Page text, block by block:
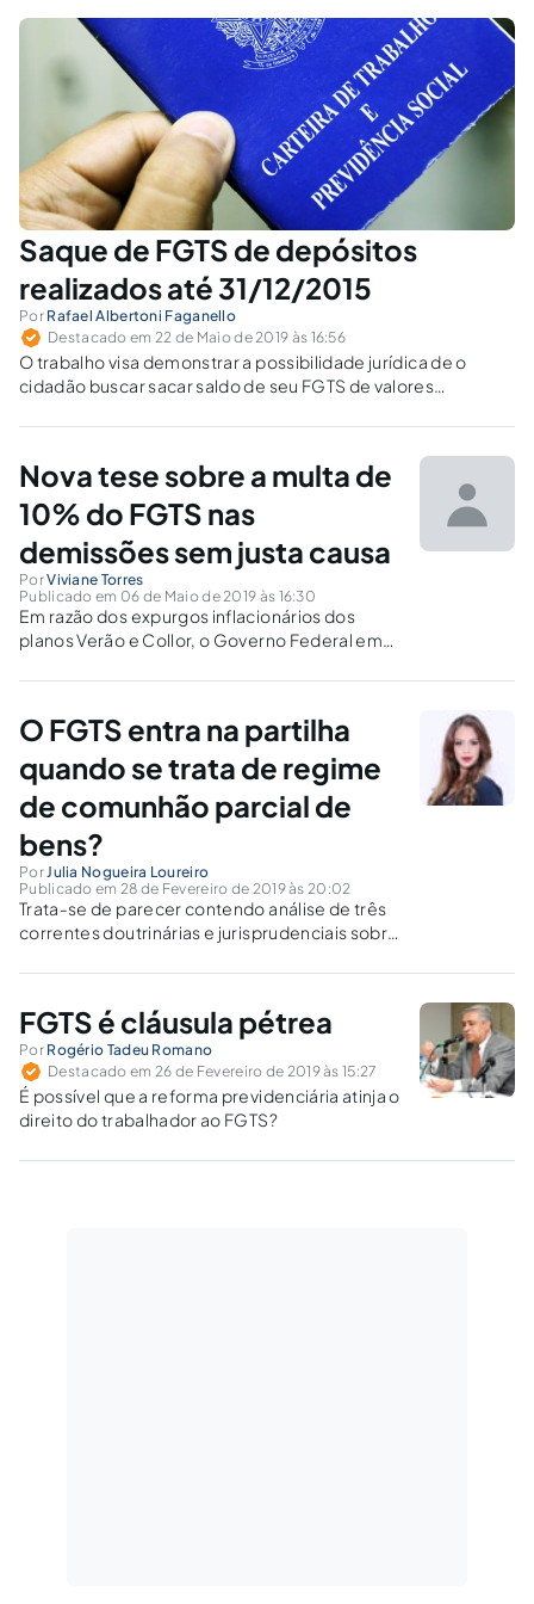
Saque de FGTS de depósitos
realizados até 31/12/2015
Por Rafael Albertoni Faganello
Destacado em 22 de Maio de 2019 às 16:56
O trabalho visa demonstrar a possibilidade jurídica de o
cidadão buscar sacar saldo de seu FGTS de valores
da legislação recente que impede tal providência
Nova tese sobre a multa de
10% do FGTS nas
demissões sem justa causa
PorViviane Torres
Publicado em 06 de Maio de 2019 às 16:30
Em razão dos expurgos inflacionários dos
planos Verão e Collor, o Governo Federal em
FGTS nas demissões sem justa causa,
Social destinada a cobrir o desequilíbrio...
O FGTS entra na partilha
quando se trata de regime
de comunhão parcial de
bens?
PorJulia Nogueira Loureiro
Publicado em 28 de Fevereiro de 2019 às 20:02
Trata-se de parecer contendo análise de três
correntes doutrinárias e jurisprudenciais sobre
tempo de serviço no regime matrimonial de
FGTS é cláusula pétrea
Por Rogério Tadeu Romano
Destacado em 26 de Fevereiro de 2019 às 15:27
É possível que a reforma previdenciária atinja o
direito do trabalhador ao FGTS?